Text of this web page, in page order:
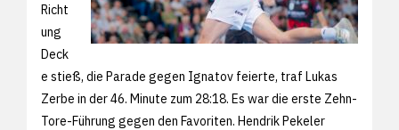
Richt
ung
Deck
e stieß, die Parade gegen Ignatov feierte, traf Lukas
Zerbe in der 46. Minute zum 28:18. Es war die erste Zehn-
Tore-Führung gegen den Favoriten. Hendrik Pekeler